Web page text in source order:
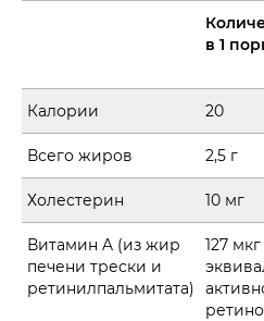
в 1
Калории 20
Всего жиров 2,5 г
Холестерин 10 мг
Витамин A (из жир
печени трески и
ретинилпальмитата)
127 мкг